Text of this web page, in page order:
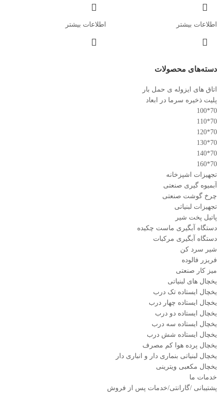
دسته‌های محصولات
اتاق های ایزوله ی حمل بار
پلیت ذخیره سرما در ابعاد
70*100
70*110
70*120
70*130
70*140
70*160
تجهیزات اشپزخانه
آبمیوه گیری صنعتی
چرخ گوشت صنعتی
تجهیزات لبنیاتی
پاتیل پخت شیر
دستگاه آبگیری ماست چکیده
دستگاه آبگیری مرکبات
شیر سرد کن
فریزر فالوده
میز کار صنعتی
یخچال های لبنیاتی
یخچال ایستاده تک درب
یخچال ایستاده چهار درب
یخچال ایستاده دو درب
یخچال ایستاده سه درب
یخچال ایستاده شش درب
یخچال پرده هوا کم مصرف
یخچال لبنیاتی بنماری دار و انباری دار
یخچال مکعبی ویترینی
خدمات ما
پشتیبانی /گارانتی/خدمات پس از فروش
اطلاعات بیشتر اطلاعات بیشتر